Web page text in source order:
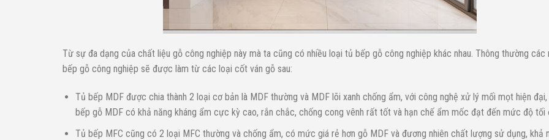
Từ sự đa dạng của chất liệu gỗ công nghiệp này mà ta cũng có nhiều loại tủ bếp gỗ công nghiệp khác nhau. Thông thường các
bếp gỗ công nghiệp sẽ được làm từ các loại cốt ván gỗ sau:
Tủ bếp MDF được chia thành 2 loại cơ bản là MDF thường và MDF lõi xanh chống ẩm, với công nghệ xử lý mối mọt hiện
bếp gỗ MDF có khả năng kháng ẩm cực kỳ cao, rắn chắc, chống cong vênh rất tốt và hạn chế ẩm mốc đạt đến mức độ tối
Tủ bếp MFC cũng có 2 loại MFC thường và chống ẩm, có mức giá rẻ hơn gỗ MDF và đương nhiên chất lượng sử dụng, khả